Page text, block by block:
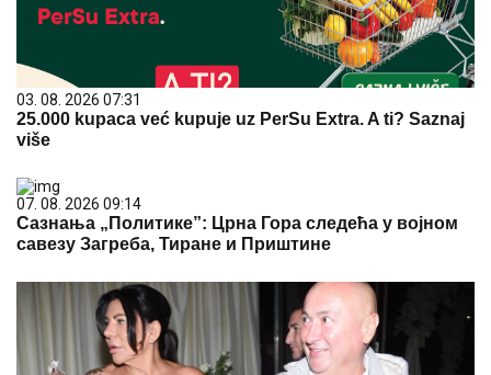
03. 08. 2026 07:31
25.000 kupaca već kupuje uz PerSu Extra. A ti? Saznaj
više
07. 08. 2026 09:14
Сазнања „Политике”: Црна Гора следећа у војном
савезу Загреба, Тиране и Приштине